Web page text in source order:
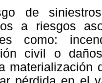
de
a riesgos
como:
civil o
materialización